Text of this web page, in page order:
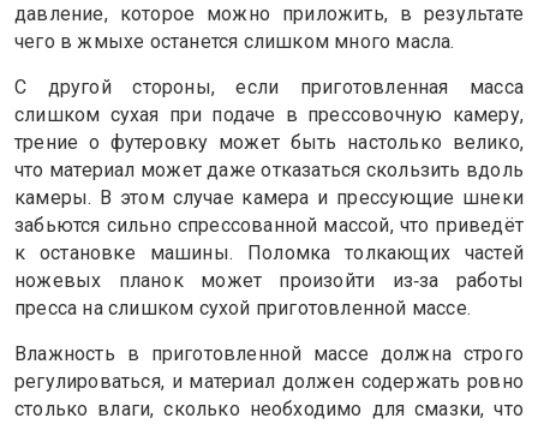
давление, которое можно приложить, в результате
чего в жмыхе останется слишком много масла.
С другой стороны, если приготовленная масса
слишком сухая при подаче в прессовочную камеру,
трение о футеровку может быть настолько велико,
что материал может даже отказаться скользить вдоль
камеры. В этом случае камера и прессующие шнеки
забьются сильно спрессованной массой, что приведёт
к остановке машины. Поломка толкающих частей
ножевых планок может произойти из‑за работы
пресса на слишком сухой приготовленной массе.
Влажность в приготовленной массе должна строго
регулироваться, и материал должен содержать ровно
столько влаги, сколько необходимо для смазки, что